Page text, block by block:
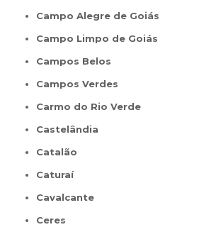
Campo Alegre de Goiás
Campo Limpo de Goiás
Campos Belos
Campos Verdes
Carmo do Rio Verde
Castelândia
Catalão
Caturaí
Cavalcante
Ceres